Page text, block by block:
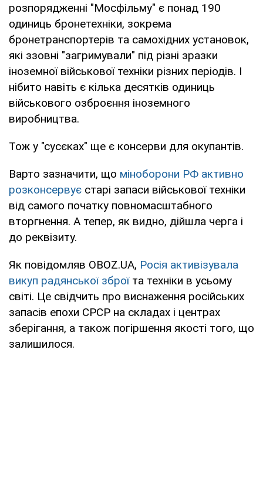
розпорядженні "Мосфільму" є понад 190
одиниць бронетехніки, зокрема
бронетранспортерів та самохідних установок,
які ззовні "загримували" під різні зразки
іноземної військової техніки різних періодів. І
нібито навіть є кілька десятків одиниць
військового озброєння іноземного
виробництва.
Тож у "сусєках" ще є консерви для окупантів.
Варто зазначити, що міноборони РФ активно
розконсервує старі запаси військової техніки
від самого початку повномасштабного
вторгнення. А тепер, як видно, дійшла черга і
до реквізиту.
Як повідомляв OBOZ.UA, Росія активізувала
викуп радянської зброїта техніки в усьому
світі. Це свідчить про виснаження російських
запасів епохи СРСР на складах і центрах
зберігання, а також погіршення якості того, що
залишилося.